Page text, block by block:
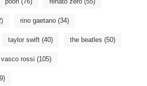
rino gaetano(34)
taylor swift(40) the beatles (50)
vasco rossi (105)